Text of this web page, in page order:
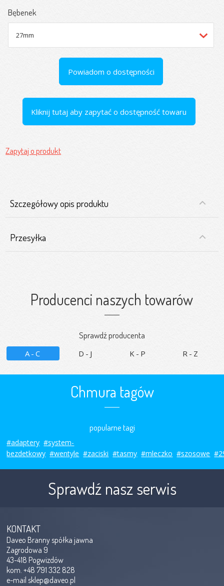
Bębenek
Powiadom o dostępności
Kliknij tutaj aby zapytać o dostępność towaru
Zapytaj o produkt
Szczegółowy opis produktu
Przesyłka
Producenci naszych towarów
Sprawdź producenta
A-C D-J K-P R-Z
Chmura tagów
popularne tagi
#adaptery #system-
bezdetkowy #wentyle #zaciski #tasmy #mleczko #szosowe
Sprawdź nasz serwis
KONTAKT
Daveo Branny spółka jawna
Zagrodowa 9
43-418 Pogwizdów
kom. +48 791 332 828
e-mailsklep@daveo.pl